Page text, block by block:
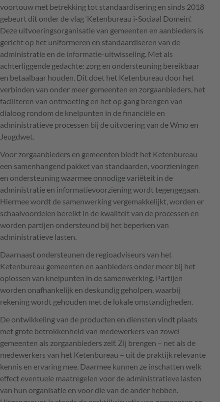
voortouw met betrekking tot standaardisering en sinds 2018
gebeurt dit onder de vlag ‘Ketenbureau i-Sociaal Domein’.
Deze uitvoeringsorganisatie van gemeenten en aanbieders is
gericht op het uniformeren en standaardiseren van de
administratie en de informatie-uitwisseling. Met als
achterliggende gedachte: zorg en ondersteuning bereikbaar
en betaalbaar houden. Dit doet het Ketenbureau door het
verbinden van onder meer gemeenten en zorgaanbieders, het
faciliteren van ontmoeting en het op gang brengen van
dialoog rondom de knelpunten in de financiële en
administratieve processen bij de uitvoering van de Wmo en
Jeugdwet.
Voor zorgaanbieders en gemeenten biedt het Ketenbureau
een samenhangend pakket van standaarden, voorzieningen
en ondersteuning waarmee onnodige variëteit in de
administratie en informatievoorziening wordt tegengegaan.
Hiermee wordt de samenwerking vergemakkelijkt, worden er
schaalvoordelen bereikt in de kwaliteit van de processen en
worden partijen ondersteund bij het beperken van
administratieve lasten.
Daarnaast ondersteunen de regioadviseurs van het
Ketenbureau gemeenten en aanbieders onder meer bij het
oplossen van knelpunten in de samenwerking. Partijen
worden onafhankelijk en deskundig geholpen, waarbij
rekening wordt gehouden met de lokale omstandigheden.
De ontwikkeling van de producten en diensten vindt plaats
met grote betrokkenheid van medewerkers van zowel
gemeenten als zorgaanbieders zelf. Zij brengen – net als de
medewerkers van het Ketenbureau – uit de praktijk relevante
kennis en ervaring mee. Daarmee kunnen ze inschatten welk
effect eventuele maatregelen voor de administratieve lasten
van hun organisatie en voor die van de ander hebben.